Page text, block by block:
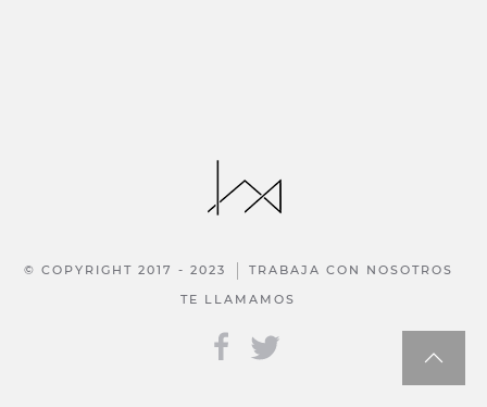
© COPYRIGHT 2017 - 2023
TRABAJA CON NOSOTROS
TE LLAMAMOS